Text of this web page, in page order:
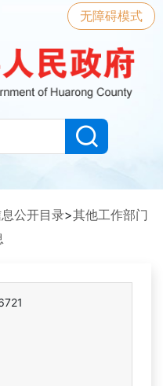
无障碍模式
公开目录>其他工作部门